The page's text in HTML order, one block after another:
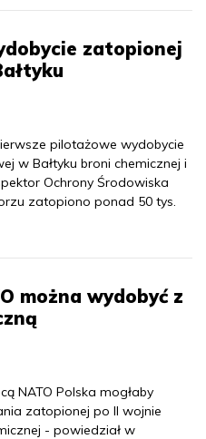
zatopionej
pilotażowe wydobycie
w Bałtyku broni chemicznej i
Ochrony Środowiska
zatopiono ponad 50 tys.
można wydobyć z
NATO Polska mogłaby
zatopionej po II wojnie
- powiedział w